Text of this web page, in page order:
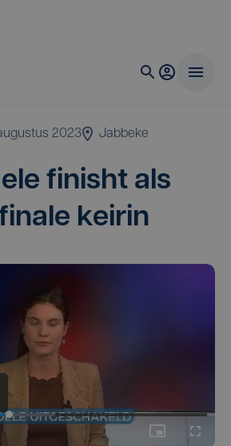
augustus 2023 Jabbeke
finisht als
keirin